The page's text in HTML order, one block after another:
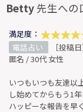
Betty 先生への
満足度：
電話占い
［投稿
匿名 / 30代 女性
いつもいつも友達以
し始めてからもう1
ハッピーな報告を早